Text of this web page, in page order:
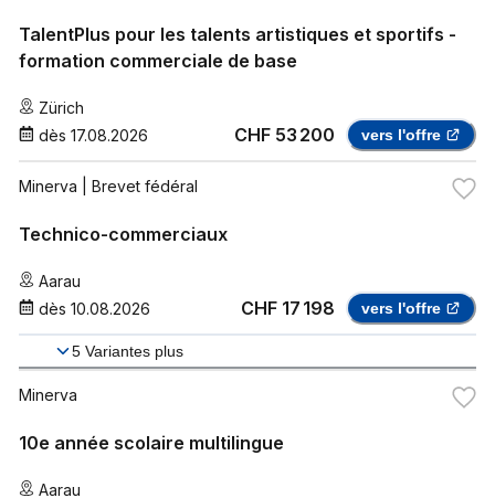
TalentPlus pour les talents artistiques et sportifs -
formation commerciale de base
Zürich
dès 17.08.2026 CHF 53 200 vers l'offre
Minerva | Brevet fédéral
Technico-commerciaux
Aarau
dès 10.08.2026 CHF 17 198 vers l'offre
5 Variantes plus
Minerva
10e année scolaire multilingue
Aarau